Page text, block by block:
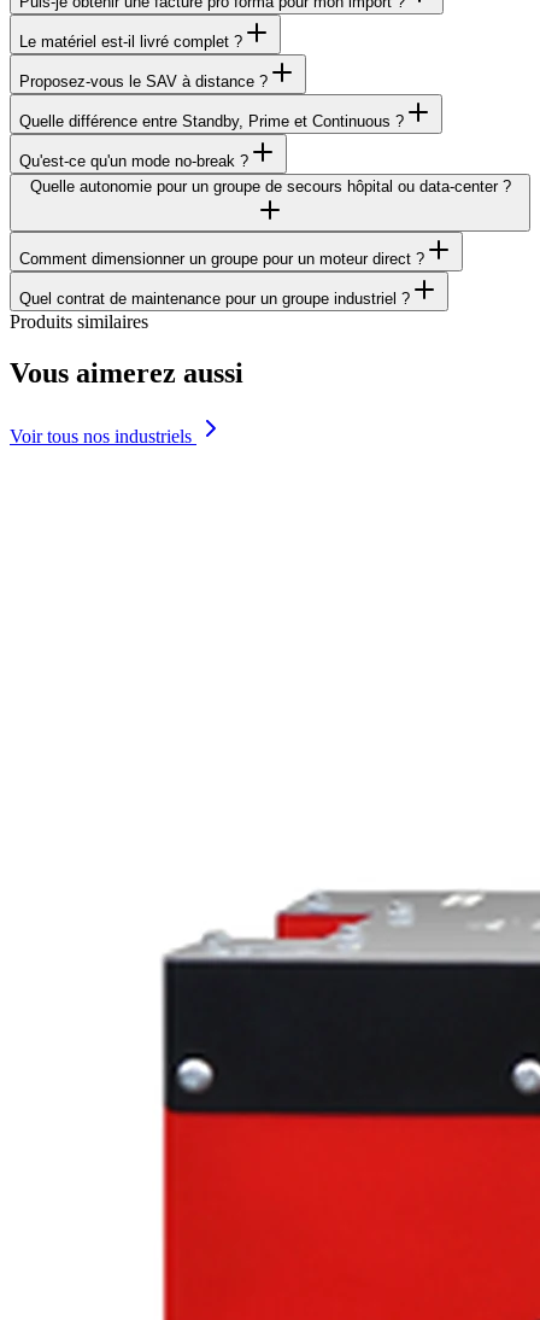
Le matériel est-il livré complet ?
Proposez-vous le SAV à distance ?
Quelle différence entre Standby, Prime et Continuous ?
Qu'est-ce qu'un mode no-break ?
Quelle autonomie pour un groupe de secours hôpital ou data-center ?
Comment dimensionner un groupe pour un moteur direct ?
Quel contrat de maintenance pour un groupe industriel ?
Produits similaires
Vous aimerez aussi
Voir tous nos industriels